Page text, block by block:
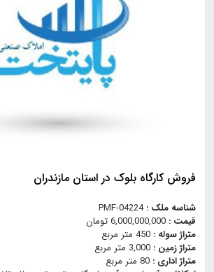
فروش کارگاه بلوک در استان مازندران
شناسه ملک :PMF-04224
قیمت : 6,000,000,000 تومان
متراژ سوله : 450 متر مربع
متراژ زمین : 3,000 متر مربع
متراژ اداری : 80 متر مربع